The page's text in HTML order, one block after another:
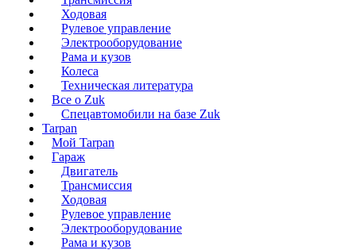
Ходовая
Рулевое управление
Электрооборудование
Рама и кузов
Колеса
Техническая литература
Все о Zuk
Спецавтомобили на базе Zuk
Tarpan
Мой Tarpan
Гараж
Двигатель
Трансмиссия
Ходовая
Рулевое управление
Электрооборудование
Рама и кузов